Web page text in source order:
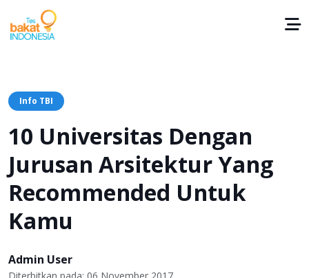
Info TBI
10 Universitas Dengan
Jurusan Arsitektur Yang
Recommended Untuk
Kamu
Admin User